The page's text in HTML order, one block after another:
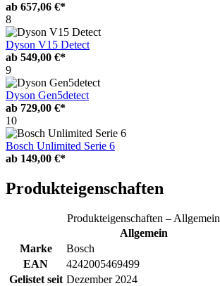
ab 657,06 €*
8
Dyson V15 Detect
ab 549,00 €*
9
Dyson Gen5detect
ab 729,00 €*
10
Bosch Unlimited Serie 6
ab 149,00 €*
Produkteigenschaften
Produkteigenschaften – Allgemein
Allgemein
Marke
Bosch
EAN
4242005469499
Gelistet seit Dezember 2024